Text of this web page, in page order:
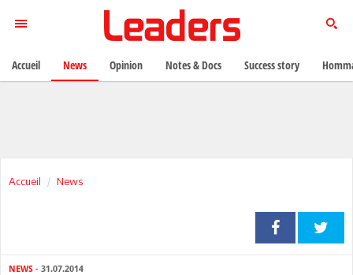
Accueil News
NEWS - 31.07.2014
Accueil News Opinion Notes & Docs Success story